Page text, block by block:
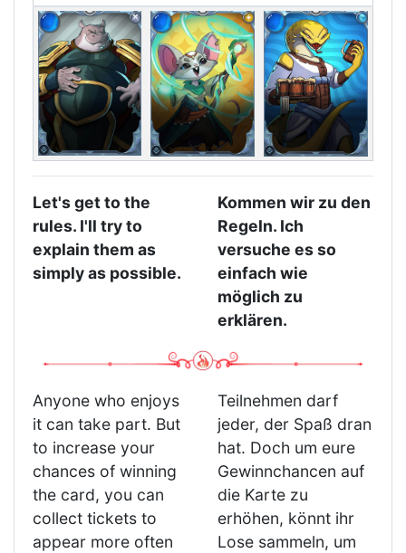
Let's get to the
rules. I'll try to
explain them as
simply as possible.
Kommen wir zu den
Regeln. Ich
versuche es so
einfach wie
möglich zu
erklären.
Anyone who enjoys
it can take part. But
to increase your
chances of winning
the card, you can
collect tickets to
appear more often
Teilnehmen darf
jeder, der Spaß dran
hat. Doch um eure
Gewinnchancen auf
die Karte zu
erhöhen, könnt ihr
Lose sammeln, um